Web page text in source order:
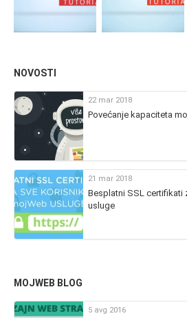
NOVOSTI
22 mar 2018
Povećanje kapaciteta
21 mar 2018
Besplatni SSL certifikati
usluge
MOJWEB BLOG
5 avg 2016